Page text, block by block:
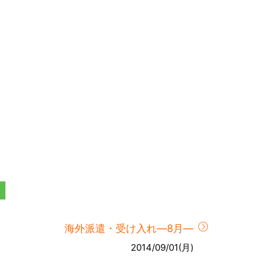
海外派遣・受け入れ―8月―
2014/09/01(月)